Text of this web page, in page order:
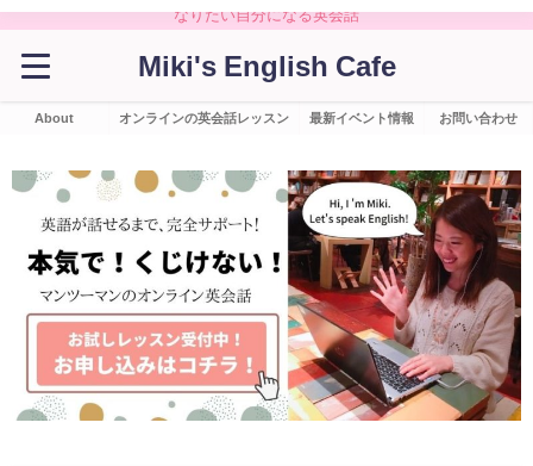
なりたい自分になる英会話
Miki's English Cafe
About オンラインの英会話レッスン 最新イベント情報 お問い合わせ